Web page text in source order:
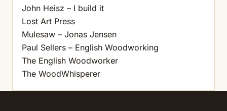
John Heisz – I build it
Lost Art Press
Mulesaw – Jonas Jensen
Paul Sellers – English Woodworking
The English Woodworker
The WoodWhisperer